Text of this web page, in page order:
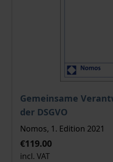
Gemeinsame
der DSGVO
The price depends on
Nomos, 1. Edition 2021
€119.00
incl. VAT